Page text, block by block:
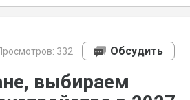
332 Обсудить
выбираем